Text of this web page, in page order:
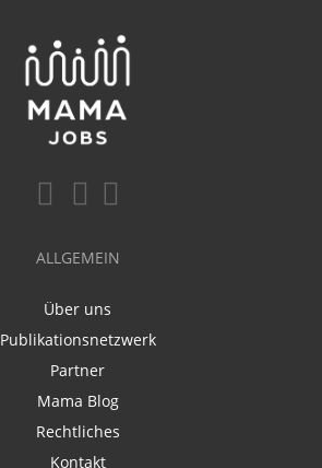
ALLGEMEIN
Über uns
Publikationsnetzwerk
Partner
Mama Blog
Rechtliches
Kontakt